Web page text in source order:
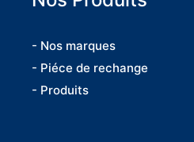
- Nos marques
- Piéce de rechange
- Produits